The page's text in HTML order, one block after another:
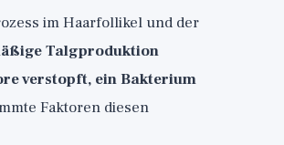
im Haarfollikel und der
Talgproduktion
verstopft, ein Bakterium
Faktoren diesen